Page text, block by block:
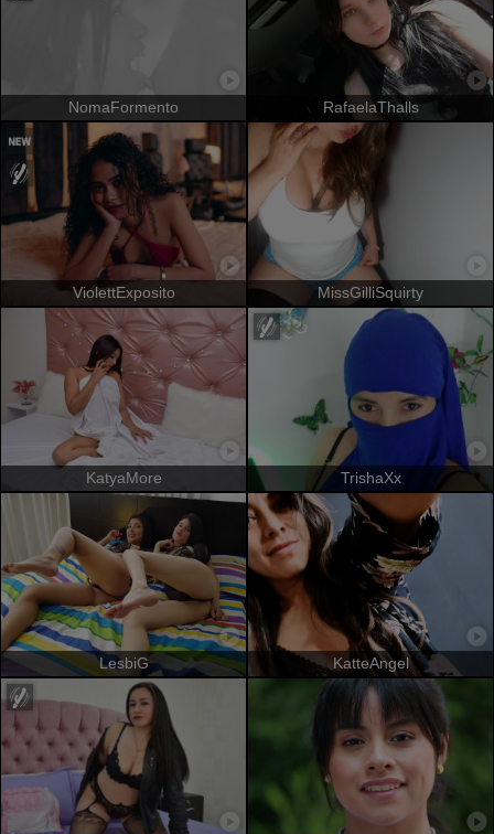
NomaFormento RafaelaThalls
ViolettExposito MissGilliSquirty
KatyaMore TrishaXx
LesbiG KatteAngel